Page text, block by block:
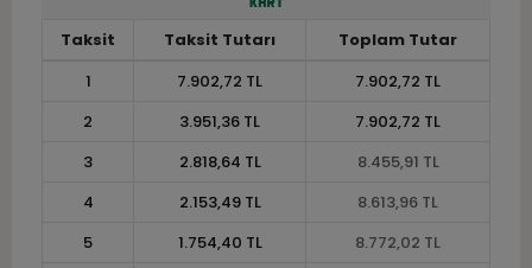
Taksit Taksit Tutarı
Toplam Tutar
1
7.902,72 TL
7.902,72 TL
2
3.951,36 TL
7.902,72 TL
3
2.818,64 TL
8.455,91 TL
4
2.153,49 TL
8.613,96 TL
5
1.754,40 TL
8.772,02 TL